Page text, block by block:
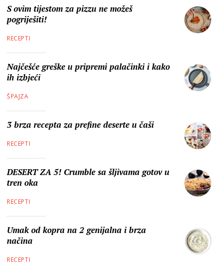
S ovim tijestom za pizzu ne možeš
pogriješiti!
RECEPTI
Najčešće greške u pripremi palačinki i kako
ih izbjeći
ŠPAJZA
3 brza recepta za prefine deserte u čaši
RECEPTI
DESERT ZA 5! Crumble sa šljivama gotov u
tren oka
RECEPTI
Umak od kopra na 2 genijalna i brza
načina
RECEPTI